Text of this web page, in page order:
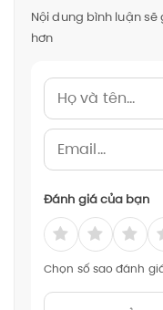
Nội dung bình luận
hơn
Đánh giá của bạn
Chọn số sao đánh